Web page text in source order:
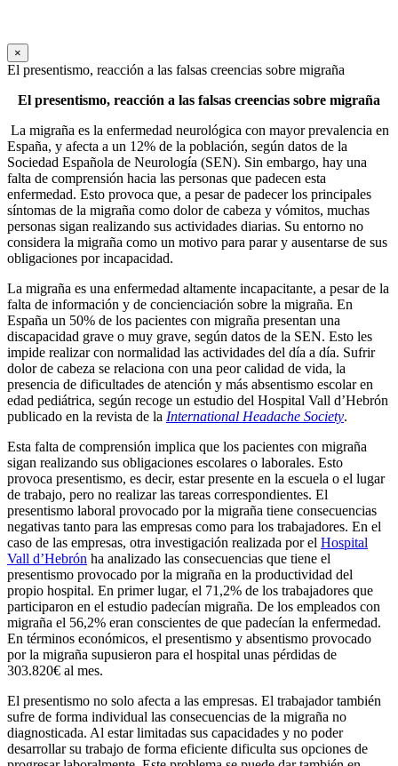
×
El presentismo, reacción a las falsas creencias sobre migraña
El presentismo, reacción a las falsas creencias sobre migraña
La migraña es la enfermedad neurológica con mayor prevalencia en
España, y afecta a un 12% de la población, según datos de la
Sociedad Española de Neurología (SEN). Sin embargo, hay una
falta de comprensión hacia las personas que padecen esta
enfermedad. Esto provoca que, a pesar de padecer los principales
síntomas de la migraña como dolor de cabeza y vómitos, muchas
personas sigan realizando sus actividades diarias. Su entorno no
considera la migraña como un motivo para parar y ausentarse de sus
obligaciones por incapacidad.
La migraña es una enfermedad altamente incapacitante, a pesar de la
falta de información y de concienciación sobre la migraña. En
España un 50% de los pacientes con migraña presentan una
discapacidad grave o muy grave, según datos de la SEN. Esto les
impide realizar con normalidad las actividades del día a día. Sufrir
dolor de cabeza se relaciona con una peor calidad de vida, la
presencia de dificultades de atención y más absentismo escolar en
edad pediátrica, según recoge un estudio del Hospital Vall d’Hebrón
publicado en la revista de la International Headache Society.
Esta falta de comprensión implica que los pacientes con migraña
sigan realizando sus obligaciones escolares o laborales. Esto
provoca presentismo, es decir, estar presente en la escuela o el lugar
de trabajo, pero no realizar las tareas correspondientes. El
presentismo laboral provocado por la migraña tiene consecuencias
negativas tanto para las empresas como para los trabajadores. En el
caso de las empresas, otra investigación realizada por el Hospital
Vall d’Hebrón ha analizado las consecuencias que tiene el
presentismo provocado por la migraña en la productividad del
propio hospital. En primer lugar, el 71,2% de los trabajadores que
participaron en el estudio padecían migraña. De los empleados con
migraña el 56,2% eran conscientes de que padecían la enfermedad.
En términos económicos, el presentismo y absentismo provocado
por la migraña supusieron para el hospital unas pérdidas de
303.820€ al mes.
El presentismo no solo afecta a las empresas. El trabajador también
sufre de forma individual las consecuencias de la migraña no
diagnosticada. Al estar limitadas sus capacidades y no poder
desarrollar su trabajo de forma eficiente dificulta sus opciones de